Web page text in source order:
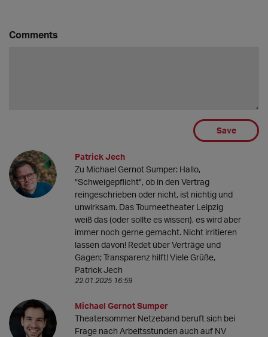
Comments
Save
Patrick Jech
Zu Michael Gernot Sumper: Hallo,
"Schweigepflicht", ob in den Vertrag
reingeschrieben oder nicht, ist nichtig und
unwirksam. Das Tourneetheater Leipzig
weiß das (oder sollte es wissen), es wird aber
immer noch gerne gemacht. Nicht irritieren
lassen davon! Redet über Verträge und
Gagen; Transparenz hilft! Viele Grüße,
Patrick Jech
22.01.2025 16:59
Michael Gernot Sumper
Theatersommer Netzeband beruft sich bei
Frage nach Arbeitsstunden auch auf NV